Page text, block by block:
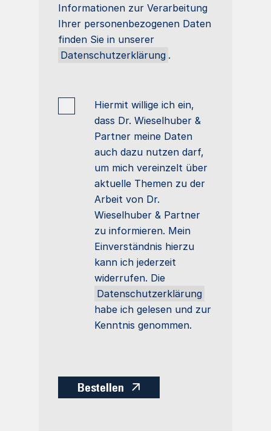
Informationen zur Verarbeitung
Ihrer personenbezogenen Daten
finden Sie in unserer
Datenschutzerklärung .
Hiermit willige ich ein,
dass Dr. Wieselhuber &
Partner meine Daten
auch dazu nutzen darf,
um mich vereinzelt über
aktuelle Themen zu der
Arbeit von Dr.
Wieselhuber & Partner
zu informieren. Mein
Einverständnis hierzu
kann ich jederzeit
widerrufen. Die
Datenschutzerklärung
habe ich gelesen und zur
Kenntnis genommen.
Bestellen